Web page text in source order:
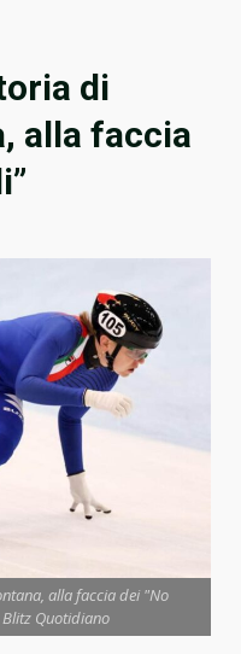
di
alla faccia
alla faccia dei "No
Quotidiano